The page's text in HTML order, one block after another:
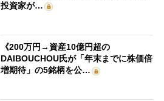
投資家が…
《200万円→資産10億円超の
DAIBOUCHOU氏が「年末までに株価倍
増期待」の5銘柄を公…